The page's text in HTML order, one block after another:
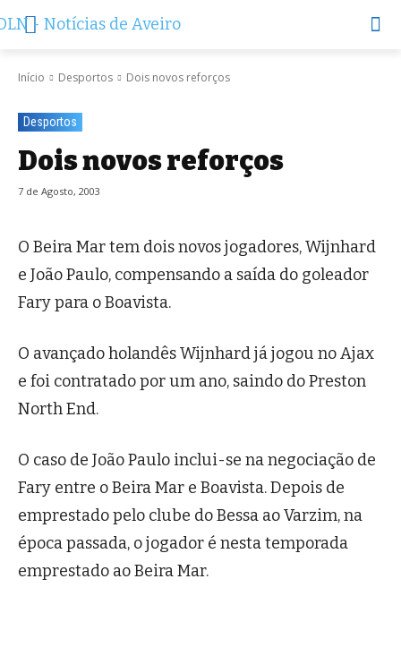
Início Desportos Dois novos reforços
Desportos
Dois novos reforços
7 de Agosto, 2003
O Beira Mar tem dois novos jogadores, Wijnhard
e João Paulo, compensando a saída do goleador
Fary para o Boavista.
O avançado holandês Wijnhard já jogou no Ajax
e foi contratado por um ano, saindo do Preston
North End.
O caso de João Paulo inclui-se na negociação de
Fary entre o Beira Mar e Boavista. Depois de
emprestado pelo clube do Bessa ao Varzim, na
época passada, o jogador é nesta temporada
emprestado ao Beira Mar.